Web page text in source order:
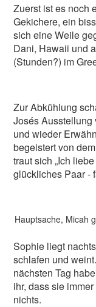
Zuerst ist es noch
Gekichere, ein
sich eine Weile
Dani, Hawaii und
(Stunden?) im
Zur Abkühlung
Josés
und wieder
begeistert von
traut sich „Ich
glückliches Paar -
Hauptsache, Micah
Sophie liegt
schlafen und
nächsten Tag
ihr, dass sie
nichts.